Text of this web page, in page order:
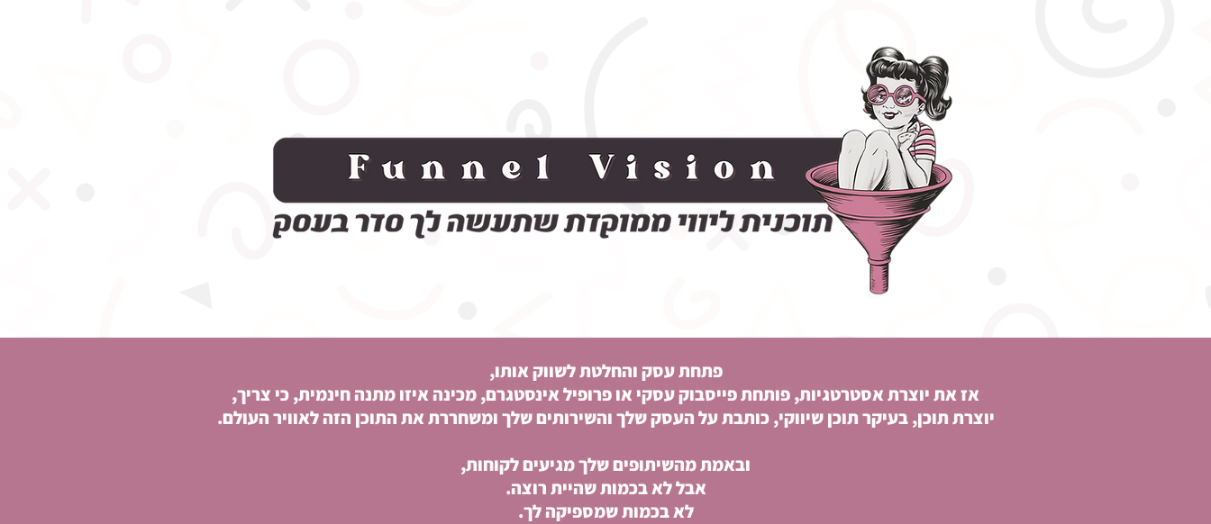
פתחת עסק והחלטת לשווק אותו,
אז את יוצרת אסטרטגיות, פותחת פייסבוק עסקי או פרופיל אינסטגרם, מכינה איזו מתנה חינמית, כי צריך,
יוצרת תוכן, בעיקר תוכן שיווקי, כותבת על העסק שלך והשירותים שלך ומשחררת את התוכן הזה לאוויר העולם.
ובאמת מהשיתופים שלך מגיעים לקוחות,
אבל לא בכמות שהיית רוצה.
לא בכמות שמספיקה לך.